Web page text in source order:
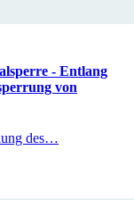
- Entlang
von
des…